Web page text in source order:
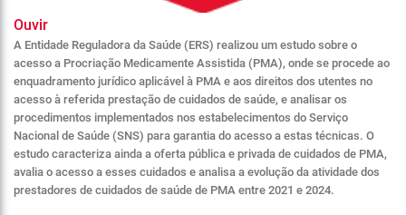
Ouvir
A Entidade Reguladora da Saúde (ERS) realizou um estudo sobre o
acesso a Procriação Medicamente Assistida (PMA), onde se procede ao
enquadramento jurídico aplicável à PMA e aos direitos dos utentes no
acesso à referida prestação de cuidados de saúde, e analisar os
procedimentos implementados nos estabelecimentos do Serviço
Nacional de Saúde (SNS) para garantia do acesso a estas técnicas. O
estudo caracteriza ainda a oferta pública e privada de cuidados de PMA,
avalia o acesso a esses cuidados e analisa a evolução da atividade dos
prestadores de cuidados de saúde de PMA entre 2021 e 2024.